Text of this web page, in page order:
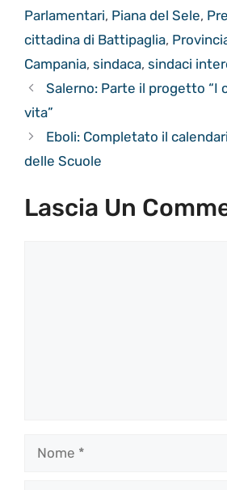
Parlamentari, Piana del Sele,
cittadina di Battipaglia,
Campania, sindaca, sindaci
Salerno: Parte il progetto “I
vita”
Eboli: Completato il
delle Scuole
Lascia Un